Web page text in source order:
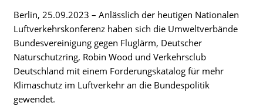
Berlin, 25.09.2023 – Anlässlich der heutigen Nationalen
Luftverkehrskonferenz haben sich die Umweltverbände
Bundesvereinigung gegen Fluglärm, Deutscher
Naturschutzring, Robin Wood und Verkehrsclub
Deutschland mit einem Forderungskatalog für mehr
Klimaschutz im Luftverkehr an die Bundespolitik
gewendet.